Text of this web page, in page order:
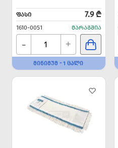
ᲤᲐᲡᲘ 7.9 ₾
1610-0051 ᲛᲐᲠᲐᲒᲨᲘᲐ
- +
ᲛᲘᲜᲘᲛᲣᲛ - 1 ᲪᲐᲚᲘ